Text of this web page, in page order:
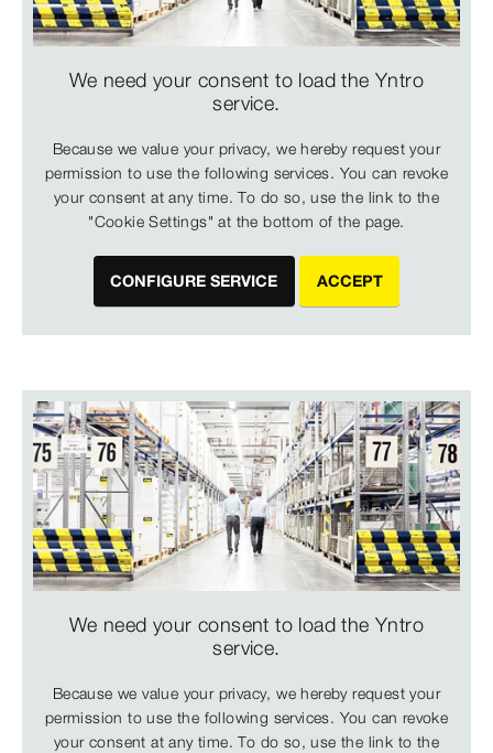
We need your consent to load the Yntro
service.
Because we value your privacy, we hereby request your
permission to use the following services. You can revoke
your consent at any time. To do so, use the link to the
"Cookie Settings" at the bottom of the page.
CONFIGURE SERVICE ACCEPT
We need your consent to load the Yntro
service.
Because we value your privacy, we hereby request your
permission to use the following services. You can revoke
your consent at any time. To do so, use the link to the